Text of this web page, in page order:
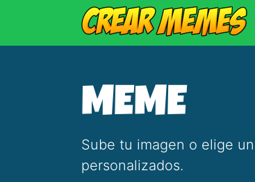
MEME
Sube tu imagen o elige
personalizados.